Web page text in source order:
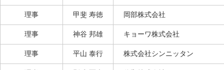
理事 甲斐 寿徳 岡部株式会社
理事 神谷 邦雄 キョーワ株式会社
理事 平山 泰行 株式会社シンニッタン